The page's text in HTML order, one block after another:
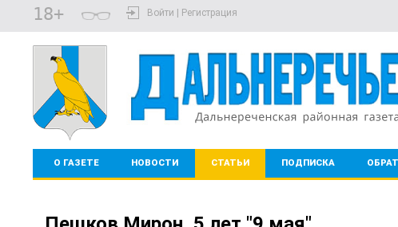
18+ Войти | Регистрация
О ГАЗЕТЕ НОВОСТИ СТАТЬИ ПОДПИСКА